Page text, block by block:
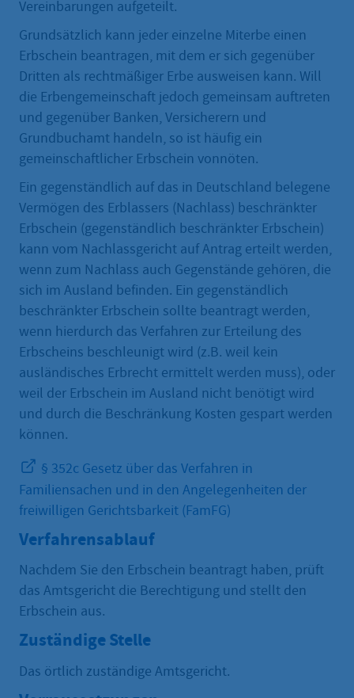
Vereinbarungen aufgeteilt.
Grundsätzlich kann jeder einzelne Miterbe einen
Erbschein beantragen, mit dem er sich gegenüber
Dritten als rechtmäßiger Erbe ausweisen kann. Will
die Erbengemeinschaft jedoch gemeinsam auftreten
und gegenüber Banken, Versicherern und
Grundbuchamt handeln, so ist häufig ein
gemeinschaftlicher Erbschein vonnöten.
Ein gegenständlich auf das in Deutschland belegene
Vermögen des Erblassers (Nachlass) beschränkter
Erbschein (gegenständlich beschränkter Erbschein)
kann vom Nachlassgericht auf Antrag erteilt werden,
wenn zum Nachlass auch Gegenstände gehören, die
sich im Ausland befinden. Ein gegenständlich
beschränkter Erbschein sollte beantragt werden,
wenn hierdurch das Verfahren zur Erteilung des
Erbscheins beschleunigt wird (z.B. weil kein
ausländisches Erbrecht ermittelt werden muss), oder
weil der Erbschein im Ausland nicht benötigt wird
und durch die Beschränkung Kosten gespart werden
können.
§ 352c Gesetz über das Verfahren in
Familiensachen und in den Angelegenheiten der
freiwilligen Gerichtsbarkeit (FamFG)
Verfahrensablauf
Nachdem Sie den Erbschein beantragt haben, prüft
das Amtsgericht die Berechtigung und stellt den
Erbschein aus.
Zuständige Stelle
Das örtlich zuständige Amtsgericht.